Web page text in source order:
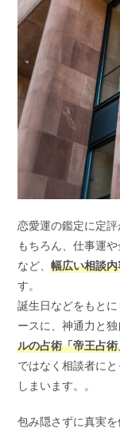
恋愛運の鑑定に定
もちろん、仕事運
など、幅広い相談
す。
誕生日などをもと
ースに、神通力と
ルの占術「帝王占
ではなく相談者に
しまいます。。
包み隠さずに真実